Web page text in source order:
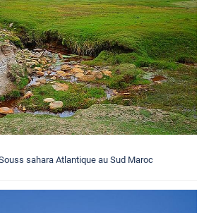
sahara Atlantique au Sud Maroc